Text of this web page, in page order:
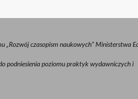
czasopism naukowych” Ministerstwa
podniesienia poziomu praktyk wydawniczych i